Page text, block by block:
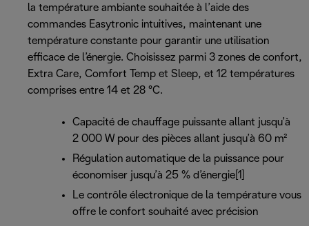
la température ambiante souhaitée à l’aide des
commandes Easytronic intuitives, maintenant une
température constante pour garantir une utilisation
efficace de l’énergie. Choisissez parmi 3 zones de confort,
Extra Care, Comfort Temp et Sleep, et 12 températures
comprises entre 14 et 28 °C.
Capacité de chauffage puissante allant jusqu’à
2 000 W pour des pièces allant jusqu’à 60 m²
Régulation automatique de la puissance pour
économiser jusqu’à 25 % d’énergie[1]
Le contrôle électronique de la température vous
offre le confort souhaité avec précision